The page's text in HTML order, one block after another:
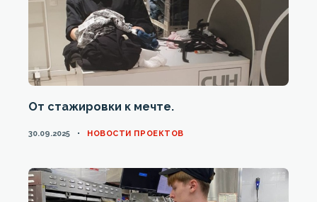
От стажировки к мечте.
30.09.2025 CATEGORIES
НОВОСТИ ПРОЕКТОВ